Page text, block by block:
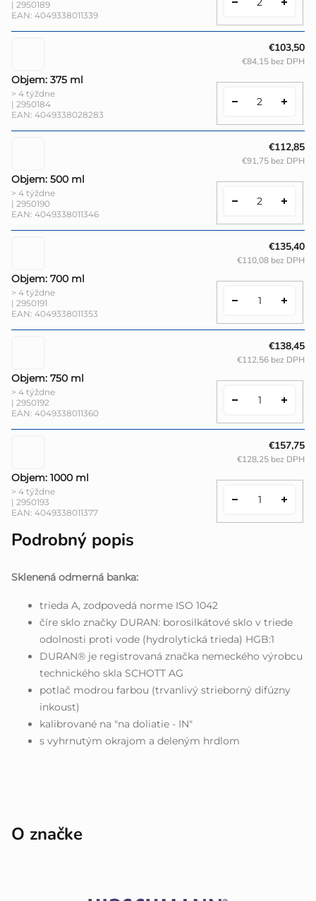
| 2950189
EAN: 4049338011339
Objem: 375 ml
> 4 týždne
| 2950184
EAN: 4049338028283
€103,50
€84,15 bez DPH
Objem: 500 ml
> 4 týždne
| 2950190
EAN: 4049338011346
€112,85
€91,75 bez DPH
Objem: 700 ml
> 4 týždne
| 2950191
EAN: 4049338011353
€135,40
€110,08 bez DPH
Objem: 750 ml
> 4 týždne
| 2950192
EAN: 4049338011360
€138,45
€112,56 bez DPH
Objem: 1000 ml
> 4 týždne
| 2950193
EAN: 4049338011377
€157,75
€128,25 bez DPH
Podrobný popis
Sklenená odmerná banka:
trieda A, zodpovedá norme ISO 1042
číre sklo značky DURAN: borosilkátové sklo v triede
odolnosti proti vode (hydrolytická trieda) HGB:1
DURAN® je registrovaná značka nemeckého výrobcu
technického skla SCHOTT AG
potlač modrou farbou (trvanlivý strieborný difúzny
inkoust)
kalibrované na "na doliatie - IN"
s vyhrnutým okrajom a deleným hrdlom
O značke